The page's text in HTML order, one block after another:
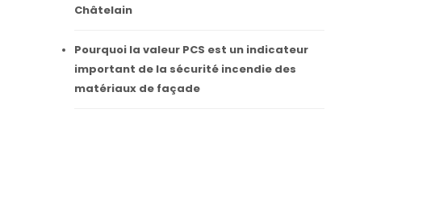
Châtelain
Pourquoi la valeur PCS est un indicateur
important de la sécurité incendie des
matériaux de façade